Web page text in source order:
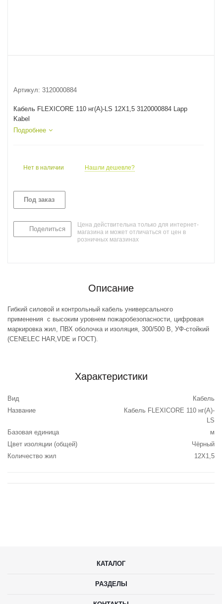
Артикул: 3120000884
Кабель FLEXICORE 110 нг(А)-LS 12X1,5 3120000884 Lapp
Kabel
Подробнее
Нет в наличии Нашли дешевле?
Под заказ
Поделиться
Цена действительна только для интернет-
магазина и может отличаться от цен в
розничных магазинах
Описание
Гибкий силовой и контрольный кабель универсального
применения с высоким уровнем пожаробезопасности, цифровая
маркировка жил, ПВХ оболочка и изоляция, 300/500 В, УФ-стойкий
(CENELEC HAR,VDE и ГОСТ).
Характеристики
Вид
Кабель
Название
Кабель FLEXICORE 110 нг(А)-
LS
Базовая единица
м
Цвет изоляции (общей)
Чёрный
Количество жил
12X1,5
КАТАЛОГ
РАЗДЕЛЫ